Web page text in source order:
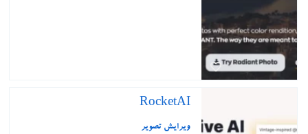
RocketAI
ویرایش تصویر